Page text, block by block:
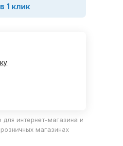
1 клик
для интернет-магазина и
магазинах